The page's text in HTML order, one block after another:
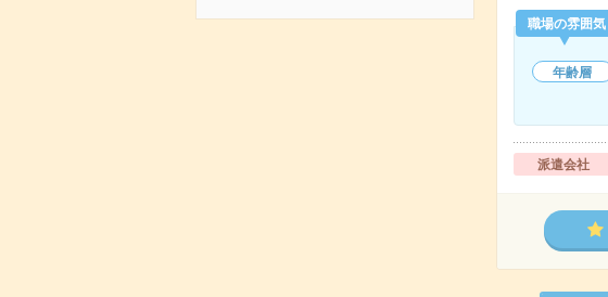
職場の雰囲気
年齢層
派遣会社